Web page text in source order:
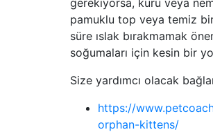
gerekiyorsa, kuru veya
pamuklu top veya temiz
süre ıslak bırakmamak
soğumaları için kesin bir
Size yardımcı olacak
https://
orphan-kittens/